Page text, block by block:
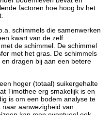
factoren hoe hoog bv het
schimmels die samenwerken
kwart van de zelf
de schimmel. De schimmel
met het gras. De schimmels
dragen bij aan een betere
hoger (totaal) suikergehalte
Timothee erg smakelijk is en
is om een bodem analyse te
aanwezigheid van